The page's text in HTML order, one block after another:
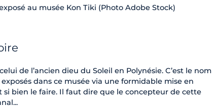
au musée Kon Tiki (Photo Adobe Stock)
de l’ancien dieu du Soleil en Polynésie. C’est le nom
dans ce musée via une formidable mise en
si bien le faire. Il faut dire que le concepteur de cette